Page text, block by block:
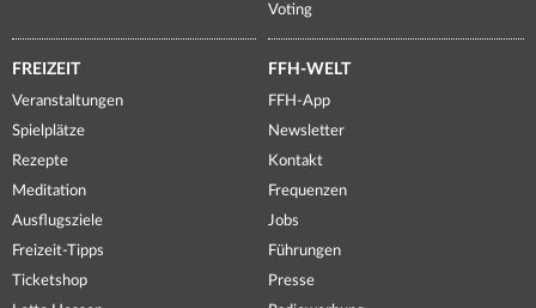
Voting
FREIZEIT
Veranstaltungen
Spielplätze
Rezepte
Meditation
Ausflugsziele
Freizeit-Tipps
Ticketshop
FFH-WELT
FFH-App
Newsletter
Kontakt
Frequenzen
Jobs
Führungen
Presse